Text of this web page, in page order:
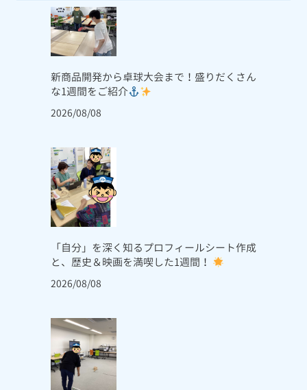
新商品開発から卓球大会まで！盛りだくさん
な1週間をご紹介
2026/08/08
「自分」を深く知るプロフィールシート作成
と、歴史＆映画を満喫した1週間！
2026/08/08